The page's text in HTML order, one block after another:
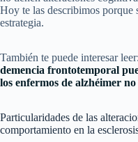
Hoy te las describimos porque
estrategia.
También te puede interesar leer:
demencia frontotemporal
los enfermos de alzhéimer
Particularidades de las
comportamiento en la